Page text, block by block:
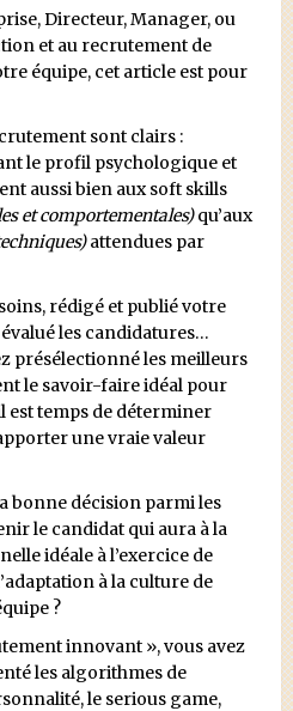
Directeur, Manager, ou
et au recrutement de
équipe, cet article est pour
sont clairs :
le profil psychologique et
aussi bien aux soft skills
et comportementales)qu’aux
attendues par
rédigé et publié votre
les candidatures…
présélectionné les meilleurs
le savoir-faire idéal pour
est temps de déterminer
une vraie valeur
bonne décision parmi les
le candidat qui aura à la
idéale à l’exercice de
à la culture de
?
innovant », vous avez
les algorithmes de
le serious game,